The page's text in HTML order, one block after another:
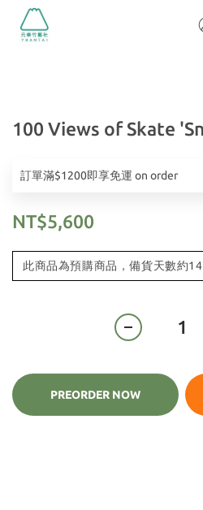
100 Views of Skate
訂單滿$1200即享免運 on order
NT$5,600
此商品為預購商品，備貨天數約
PREORDER NOW